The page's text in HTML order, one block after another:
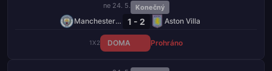
ne 24. 5. Konečný
Manchester City 1 - 2 Aston Villa
1X2 DOMA Prohráno